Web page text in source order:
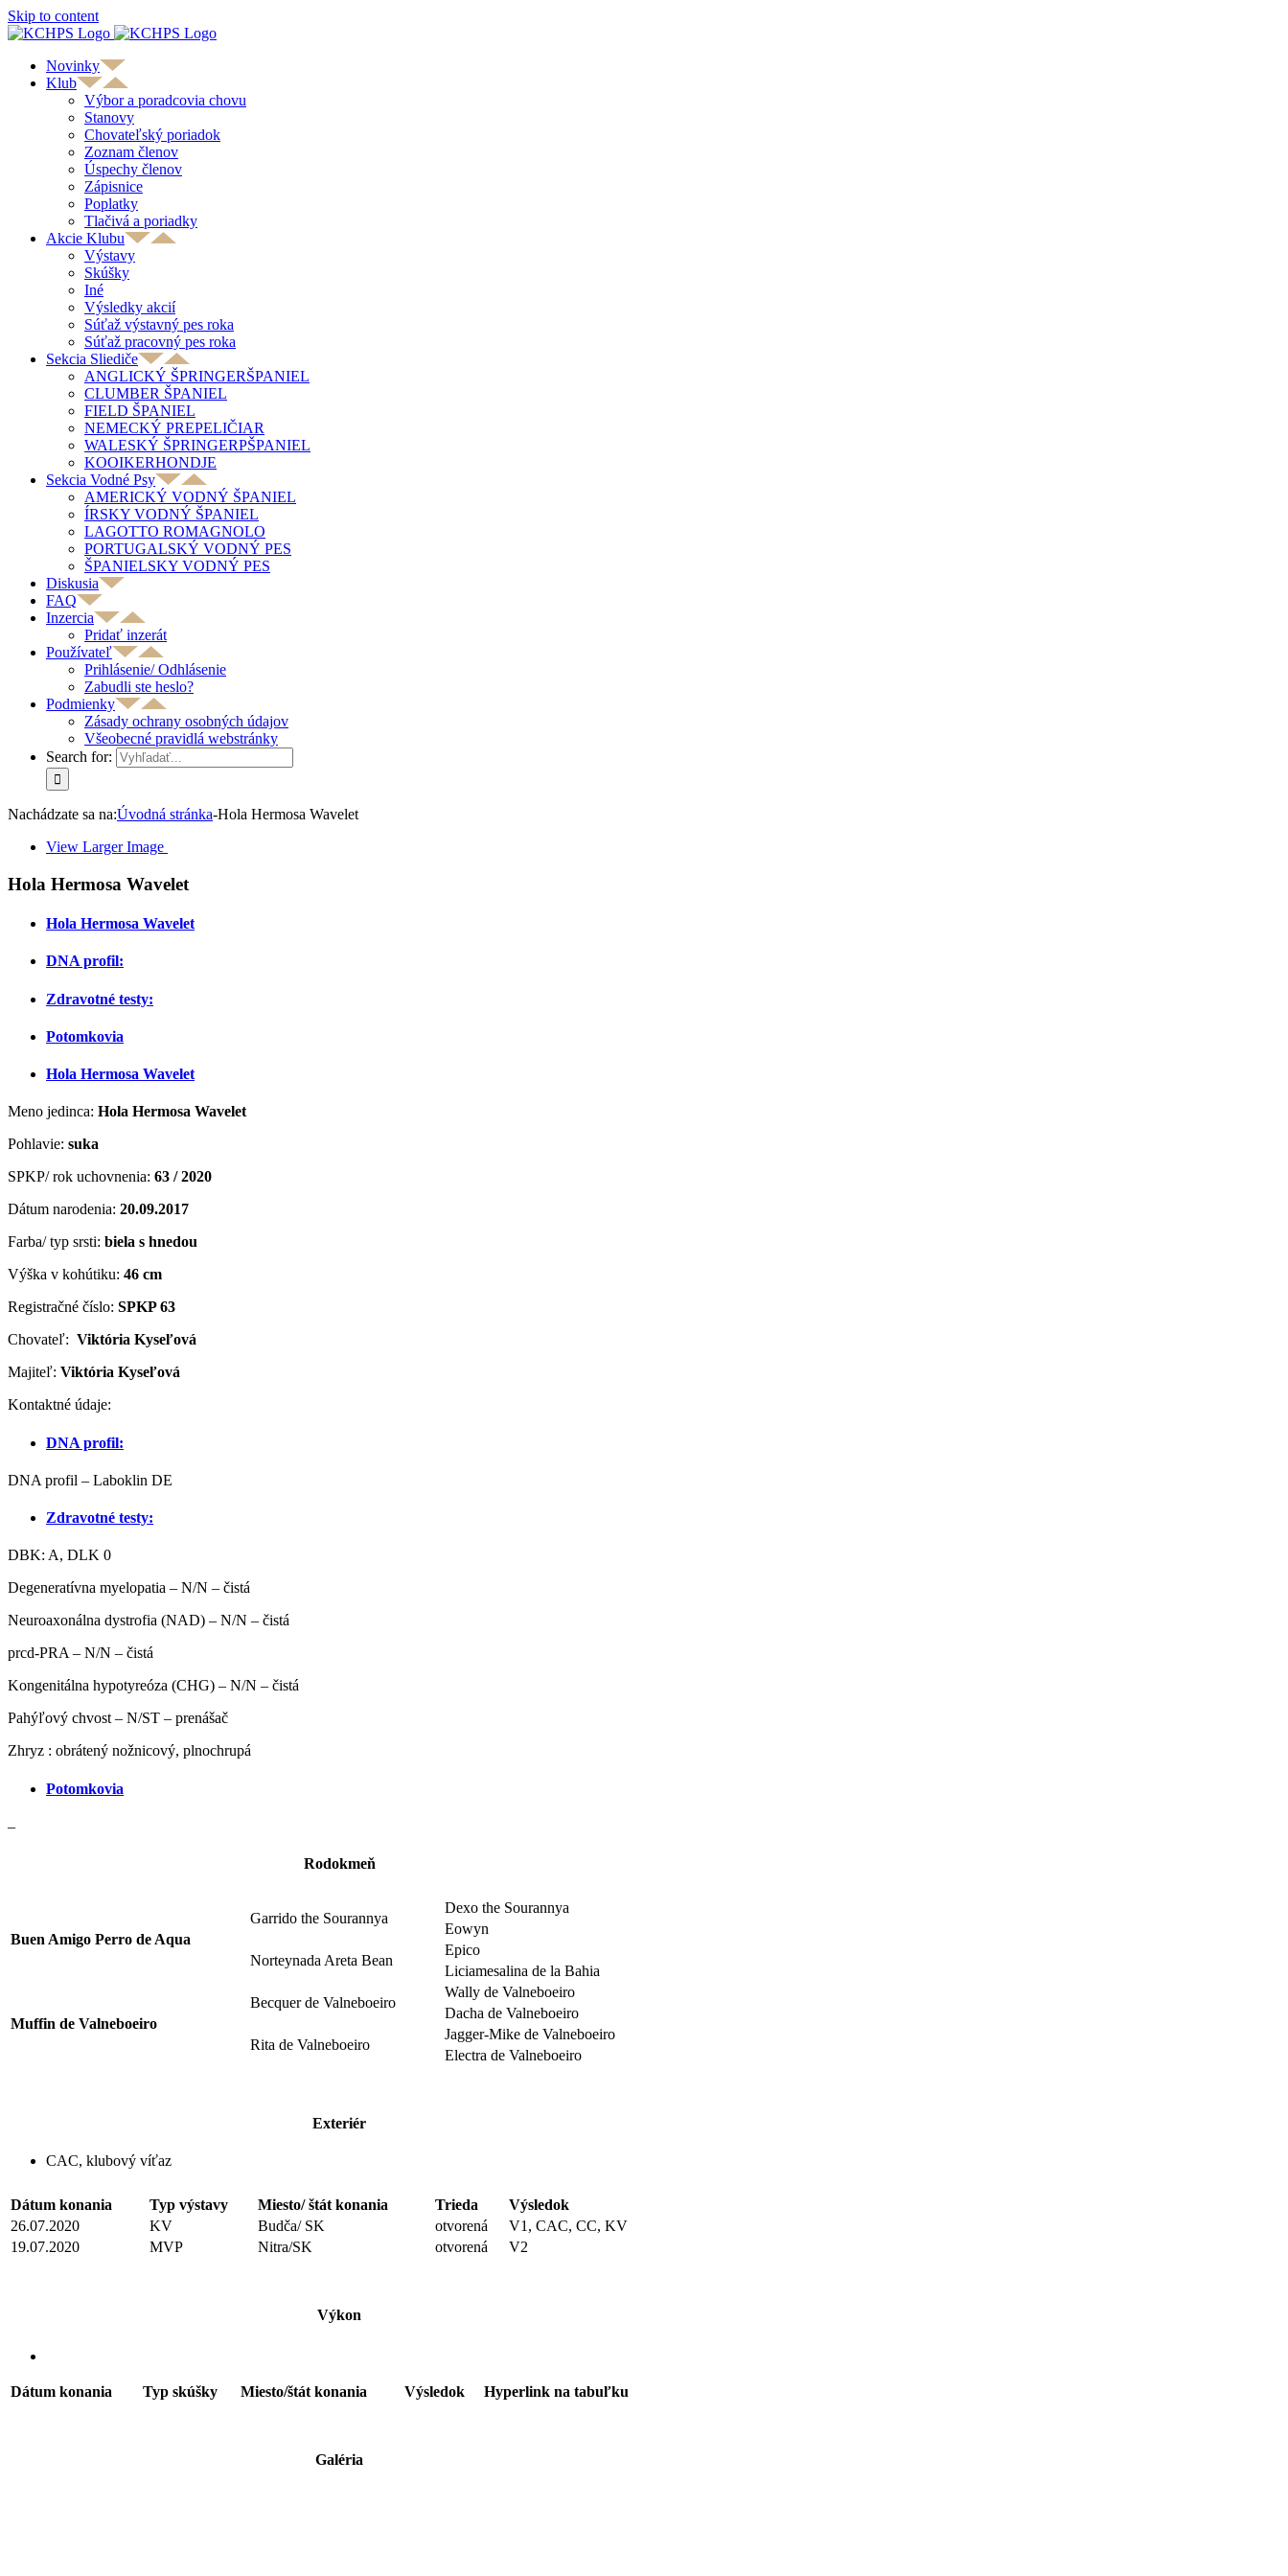
Skip to content
Novinky
Klub
Výbor a poradcovia chovu
Stanovy
Chovateľský poriadok
Zoznam členov
Úspechy členov
Zápisnice
Poplatky
Tlačivá a poriadky
Akcie Klubu
Výstavy
Skúšky
Iné
Výsledky akcií
Súťaž výstavný pes roka
Súťaž pracovný pes roka
Sekcia Sliediče
ANGLICKÝ ŠPRINGERŠPANIEL
CLUMBER ŠPANIEL
FIELD ŠPANIEL
NEMECKÝ PREPELIČIAR
WALESKÝ ŠPRINGERPŠPANIEL
KOOIKERHONDJE
Sekcia Vodné Psy
AMERICKÝ VODNÝ ŠPANIEL
ÍRSKY VODNÝ ŠPANIEL
LAGOTTO ROMAGNOLO
PORTUGALSKÝ VODNÝ PES
ŠPANIELSKY VODNÝ PES
Diskusia
FAQ
Inzercia
Pridať inzerát
Používateľ
Prihlásenie/ Odhlásenie
Zabudli ste heslo?
Podmienky
Zásady ochrany osobných údajov
Všeobecné pravidlá webstránky
Search for:
Nachádzate sa na:Úvodná stránka-Hola Hermosa Wavelet
View Larger Image
Hola Hermosa Wavelet
Hola Hermosa Wavelet
DNA profil:
Zdravotné testy:
Potomkovia
Hola Hermosa Wavelet
Meno jedinca: Hola Hermosa Wavelet
Pohlavie: suka
SPKP/ rok uchovnenia: 63 / 2020
Dátum narodenia: 20.09.2017
Farba/ typ srsti: biela s hnedou
Výška v kohútiku: 46 cm
Registračné číslo: SPKP 63
Chovateľ: Viktória Kyseľová
Majiteľ: Viktória Kyseľová
Kontaktné údaje:
DNA profil:
DNA profil – Laboklin DE
Zdravotné testy:
DBK: A, DLK 0
Degeneratívna myelopatia – N/N – čistá
Neuroaxonálna dystrofia (NAD) – N/N – čistá
prcd-PRA – N/N – čistá
Kongenitálna hypotyreóza (CHG) – N/N – čistá
Pahýľový chvost – N/ST – prenášač
Zhryz : obrátený nožnicový, plnochrupá
Potomkovia
–
Rodokmeň
Buen Amigo Perro de Aqua
Garrido the Sourannya
Dexo the Sourannya
Eowyn
Norteynada Areta Bean
Epico
Liciamesalina de la Bahia
Muffin de Valneboeiro
Becquer de Valneboeiro
Wally de Valneboeiro
Dacha de Valneboeiro
Rita de Valneboeiro
Jagger-Mike de Valneboeiro
Electra de Valneboeiro
Exteriér
CAC, klubový víťaz
Dátum konania Typ výstavy Miesto/ štát konania Trieda
Výsledok
26.07.2020
KV Budča/ SK otvorená
V1, CAC, CC, KV
19.07.2020
MVP Nitra/SK otvorená V2
Výkon
Dátum konania Typ skúšky Miesto/štát konania Výsledok Hyperlink na tabuľku
Galéria